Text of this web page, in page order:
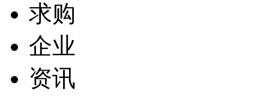
求购
企业
资讯